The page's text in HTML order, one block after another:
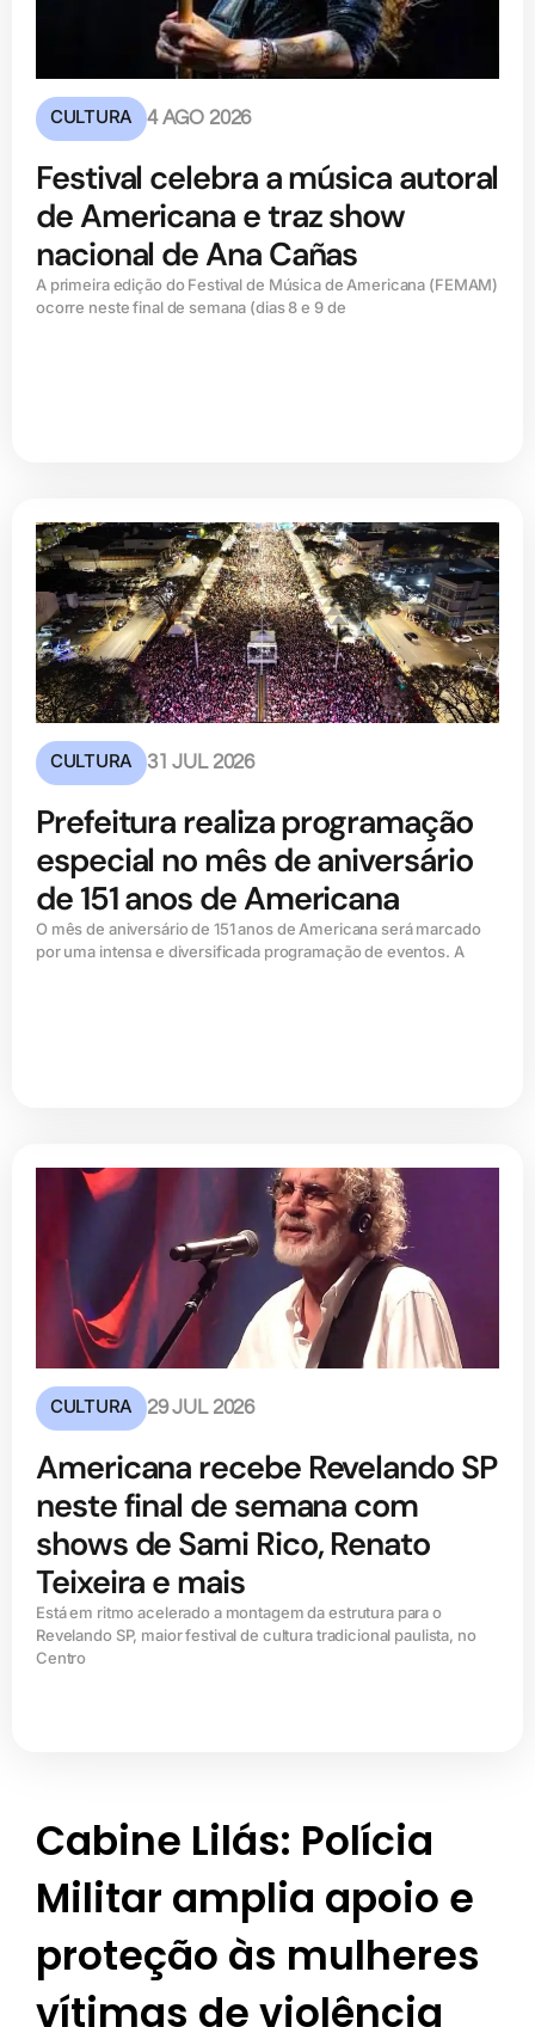
CULTURA 4 AGO 2026
Festival celebra a música autoral
de Americana e traz show
nacional de Ana Cañas
A primeira edição do Festival de Música de Americana (FEMAM)
ocorre neste final de semana (dias 8 e 9 de
CULTURA 31 JUL 2026
Prefeitura realiza programação
especial no mês de aniversário
de 151 anos de Americana
O mês de aniversário de 151 anos de Americana será marcado
por uma intensa e diversificada programação de eventos. A
CULTURA 29 JUL 2026
Americana recebe Revelando SP
neste final de semana com
shows de Sami Rico, Renato
Teixeira e mais
Está em ritmo acelerado a montagem da estrutura para o
Revelando SP, maior festival de cultura tradicional paulista, no
Centro
Cabine Lilás: Polícia
Militar amplia apoio e
proteção às mulheres
vítimas de violência